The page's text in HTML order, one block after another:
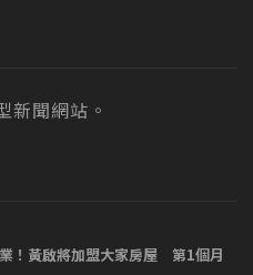
聞網站。
！黃啟將加盟大家房屋 第1個月